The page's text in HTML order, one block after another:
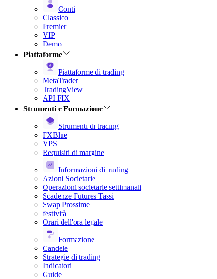
Conti
Classico
Premier
VIP
Demo
Piattaforme
Piattaforme di trading
MetaTrader
TradingView
API FIX
Strumenti e Formazione
Strumenti di trading
FXBlue
VPS
Requisiti di margine
Informazioni di trading
Azioni Societarie
Operazioni societarie settimanali
Scadenze Futures Tassi
Swap Prossime
festività
Orari dell'ora legale
Formazione
Candele
Strategie di trading
Indicatori
Guide